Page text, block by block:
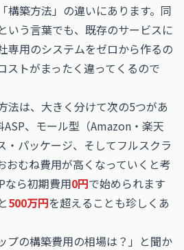
構築方法」の違いにあります。同
いう言葉でも、既存のサービスに
専用のシステムをゼロから作るの
ストがまったく違ってくるので
法は、大きく分けて次の5つがあ
ASP、モール型（Amazon・楽天
・パッケージ、そしてフルスクラ
おむね費用が高くなっていくと考
なら初期費用0円で始められます
500万円を超えることも珍しくあ
プの構築費用の相場は？」と聞か